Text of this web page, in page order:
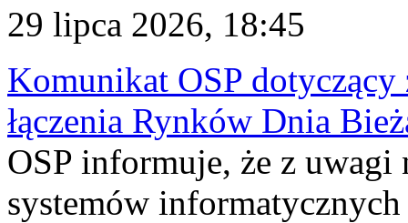
29 lipca 2026, 18:45
Komunikat OSP dotyczący
łączenia Rynków Dnia
OSP informuje, że z uwagi
systemów